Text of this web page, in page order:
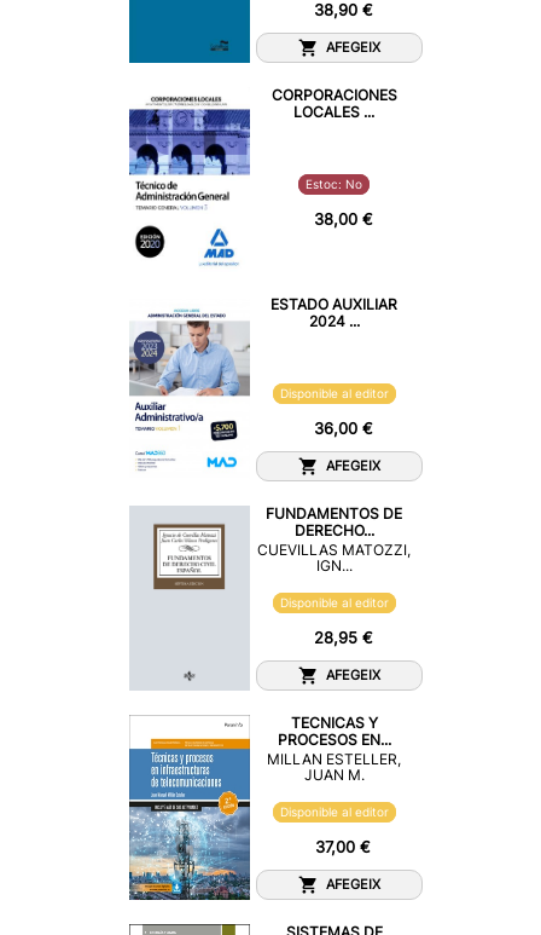
38,90 €
AFEGEIX
CORPORACIONES
LOCALES ...
Estoc: No
38,00 €
ESTADO AUXILIAR
2024 ...
Disponible al editor
36,00 €
AFEGEIX
FUNDAMENTOS DE
DERECHO...
CUEVILLAS MATOZZI,
IGN...
Disponible al editor
28,95 €
AFEGEIX
TECNICAS Y
PROCESOS EN...
MILLAN ESTELLER,
JUAN M.
Disponible al editor
37,00 €
AFEGEIX